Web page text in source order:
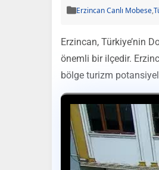
Erzincan Canlı Mobese,
Erzincan, Türkiye’nin
önemli bir ilçedir.
bölge turizm